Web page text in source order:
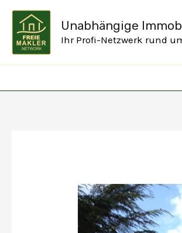
Zum
Inhalt
springen
Unabhängige
Ihr Profi-Netzwerk rund